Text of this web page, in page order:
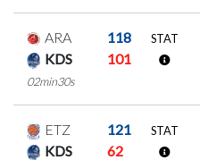
ARA
118
KDS
101
02min30s
STAT
ETZ
121
KDS
62
STAT